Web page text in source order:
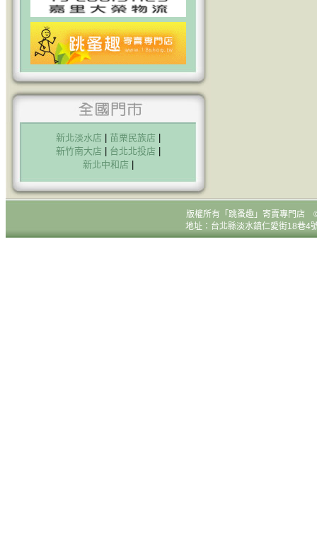
新北淡水店 苗栗民族店
新竹南大店
台北北投店
新北中和店
版權所有 「跳蚤趣」寄賣專門
地址：台北縣淡水鎮仁愛街18巷